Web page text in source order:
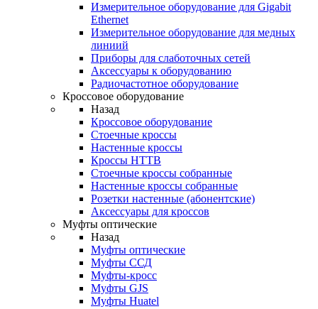
Измерительное оборудование для Gigabit
Ethernet
Измерительное оборудование для медных
линиий
Приборы для слаботочных сетей
Аксессуары к оборудованию
Радиочастотное оборудование
Кроссовое оборудование
Назад
Кроссовое оборудование
Стоечные кроссы
Настенные кроссы
Кроссы HTTB
Стоечные кроссы собранные
Настенные кроссы собранные
Розетки настенные (абонентские)
Аксессуары для кроссов
Муфты оптические
Назад
Муфты оптические
Муфты ССД
Муфты-кросс
Муфты GJS
Муфты Huatel